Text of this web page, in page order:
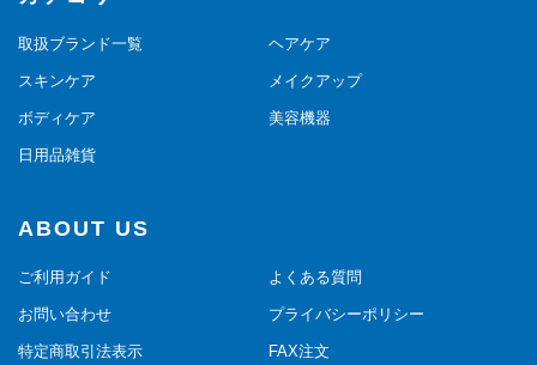
取扱ブランド一覧 ヘアケア
スキンケア メイクアップ
ボディケア 美容機器
日用品雑貨
ABOUT US
ご利用ガイド よくある質問
お問い合わせ プライバシーポリシー
特定商取引法表示 FAX注文